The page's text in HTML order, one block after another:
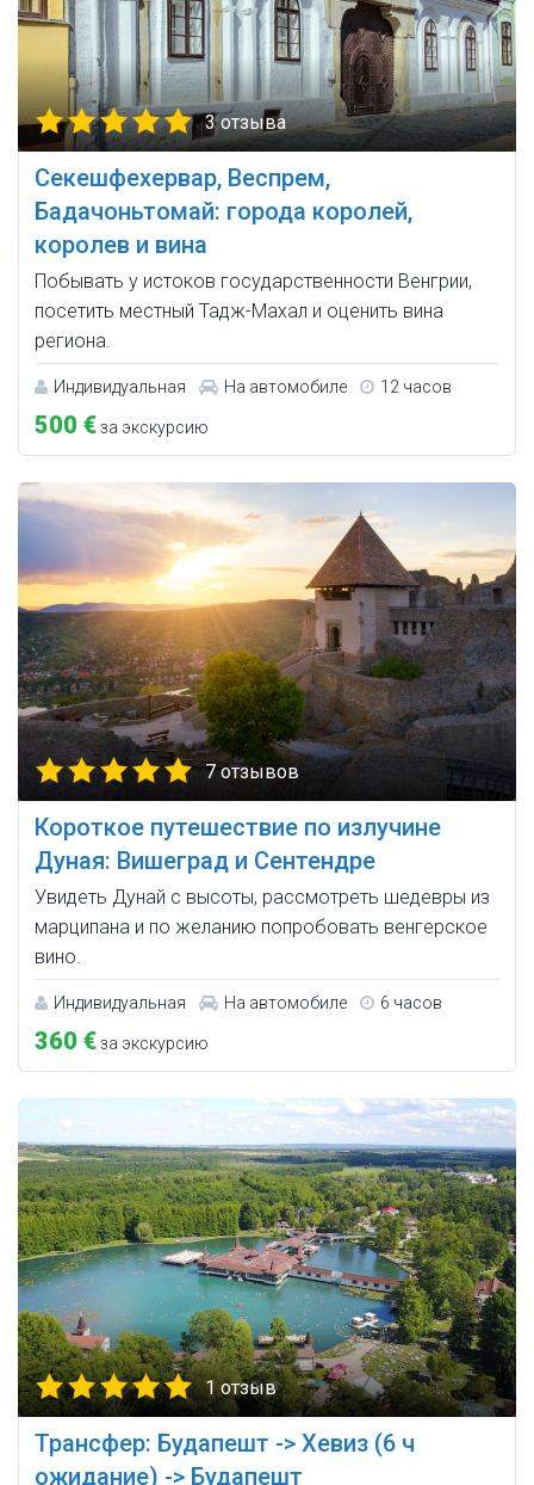
3 отзыва
Секешфехервар, Веспрем,
Бадачоньтомай: города королей,
королев и вина
Побывать у истоков государственности Венгрии,
посетить местный Тадж-Махал и оценить вина
региона.
Индивидуальная На автомобиле 12 часов
500 €за экскурсию
7 отзывов
Короткое путешествие по излучине
Дуная: Вишеград и Сентендре
Увидеть Дунай с высоты, рассмотреть шедевры из
марципана и по желанию попробовать венгерское
вино.
Индивидуальная На автомобиле 6 часов
360 €за экскурсию
1 отзыв
Трансфер: Будапешт -> Хевиз (6 ч
ожидание) -> Будапешт